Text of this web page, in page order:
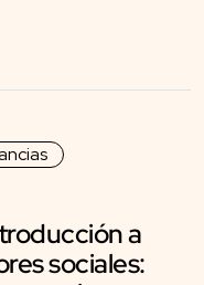
a
sociales: